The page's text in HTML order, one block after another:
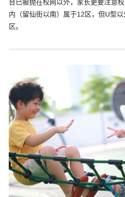
台已被抛在校网以外，家长更要注意
内（留仙街以南）属于12区，但U型
区。